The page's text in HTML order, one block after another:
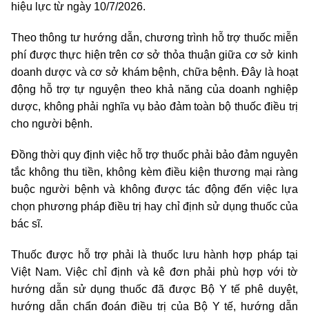
hiệu lực từ ngày 10/7/2026.
Theo thông tư hướng dẫn, chương trình hỗ trợ thuốc miễn
phí được thực hiện trên cơ sở thỏa thuận giữa cơ sở kinh
doanh dược và cơ sở khám bệnh, chữa bệnh. Đây là hoạt
động hỗ trợ tự nguyện theo khả năng của doanh nghiệp
dược, không phải nghĩa vụ bảo đảm toàn bộ thuốc điều trị
cho người bệnh.
Đồng thời quy định việc hỗ trợ thuốc phải bảo đảm nguyên
tắc không thu tiền, không kèm điều kiện thương mại ràng
buộc người bệnh và không được tác động đến việc lựa
chọn phương pháp điều trị hay chỉ định sử dụng thuốc của
bác sĩ.
Thuốc được hỗ trợ phải là thuốc lưu hành hợp pháp tại
Việt Nam. Việc chỉ định và kê đơn phải phù hợp với tờ
hướng dẫn sử dụng thuốc đã được Bộ Y tế phê duyệt,
hướng dẫn chẩn đoán điều trị của Bộ Y tế, hướng dẫn